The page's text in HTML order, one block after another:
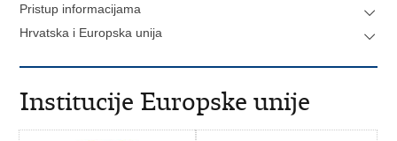
Pristup informacijama
Hrvatska i Europska unija
Institucije Europske unije